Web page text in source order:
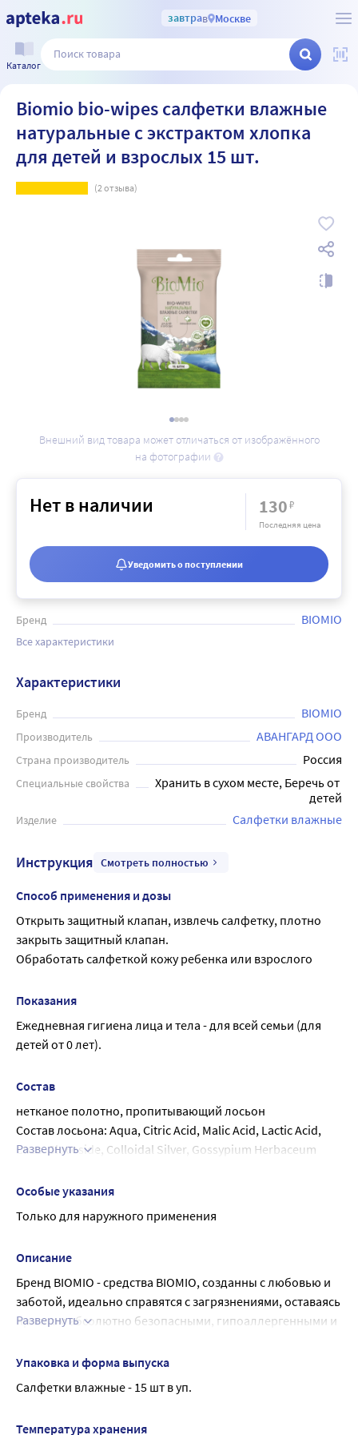
завтрав Москве
Каталог
Biomio bio-wipes салфетки влажные
натуральные с экстрактом хлопка
для детей и взрослых 15 шт.
(2отзыва)
Внешний вид товара может отличаться от изображённого
на фотографии
Бренд BIOMIO
Все характеристики
Нет в наличии 130₽
Последняя цена
Уведомить о поступлении
Характеристики
Бренд BIOMIO
Производитель АВАНГАРД ООО
Страна производитель Россия
Специальные свойства
Хранить в сухом месте, Беречь от
детей
Изделие Салфетки влажные
Инструкция Смотреть полностью
Способ применения и дозы
Открыть защитный клапан, извлечь салфетку, плотно
закрыть защитный клапан.
Обработать салфеткой кожу ребенка или взрослого
Показания
Ежедневная гигиена лица и тела - для всей семьи (для
детей от 0 лет).
Состав
нетканое полотно, пропитывающий лосьон
Состав лосьона: Aqua, Citric Acid, Malic Acid, Lactic Acid,
Coco-Glucoside, Colloidal Silver, Gossypium Herbaceum
Развернуть
Особые указания
Только для наружного применения
Описание
Бренд BIOMIO - средства BIOMIO, созданны с любовью и
заботой, идеально справятся с загрязнениями, оставаясь
при этом абсолютно безопасными, гипоаллергенными и
BIOMIO BIO-WIPES САЛФЕТКИ ВЛАЖНЫЕ НАТУРАЛЬНЫЕ С
и тела.
Развернуть
Упаковка и форма выпуска
Салфетки влажные - 15 шт в уп.
Температура хранения